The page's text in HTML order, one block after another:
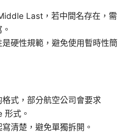
Last，若中間名存在，需
硬性規範，避免使用暫時性簡
式，部分航空公司會要求
式。
清楚，避免單獨拆開。